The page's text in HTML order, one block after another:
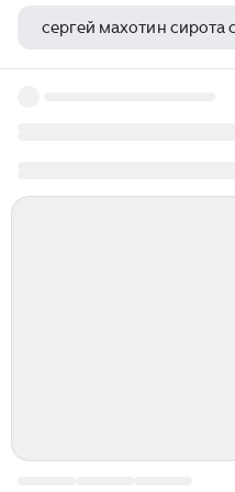
сергей махотин сирота